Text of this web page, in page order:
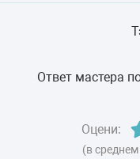
Ответ мастера
Оцени:
(в